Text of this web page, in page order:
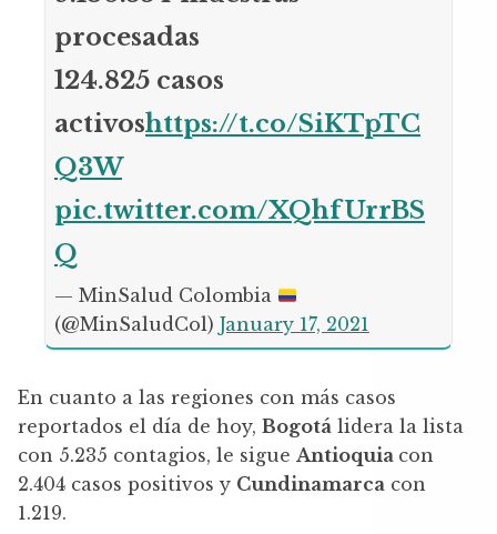
procesadas
124.825 casos
activoshttps://t.co/SiKTpTC
Q3W
pic.twitter.com/XQhfUrrBS
Q
— MinSalud Colombia
(@MinSaludCol) January 17, 2021
En cuanto a las regiones con más casos
reportados el día de hoy, Bogotá lidera la lista
con 5.235 contagios, le sigue Antioquia con
2.404 casos positivos y Cundinamarca con
1.219.